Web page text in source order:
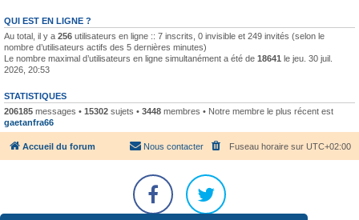
QUI EST EN LIGNE ?
Au total, il y a 256 utilisateurs en ligne :: 7 inscrits, 0 invisible et 249 invités (selon le
nombre d’utilisateurs actifs des 5 dernières minutes)
Le nombre maximal d’utilisateurs en ligne simultanément a été de 18641 le jeu. 30 juil.
2026, 20:53
STATISTIQUES
206185 messages • 15302 sujets • 3448 membres • Notre membre le plus récent est
gaetanfra66
Accueil du forum Fuseau horaire sur UTC+02:00
Nous contacter